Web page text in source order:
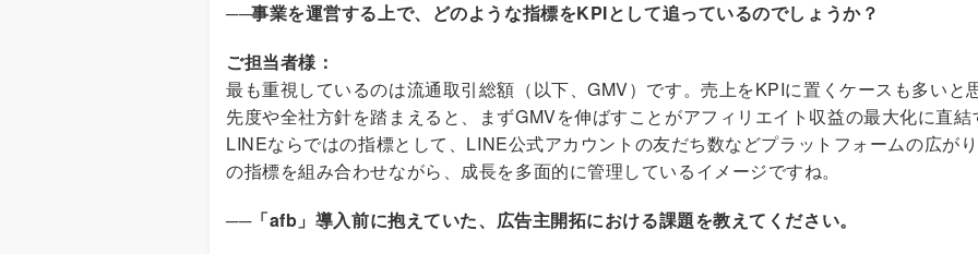
──事業を運営する上で、どのような指標をKPIとして追っているのでしょうか？
ご担当者様：
最も重視しているのは流通取引総額（以下、GMV）です。売上をKPIに置くケースも多いと
先度や全社方針を踏まえると、まずGMVを伸ばすことがアフィリエイト収益の最大化に直
LINEならではの指標として、LINE公式アカウントの友だち数などプラットフォームの広が
の指標を組み合わせながら、成長を多面的に管理しているイメージですね。
──「afb」導入前に抱えていた、広告主開拓における課題を教えてください。